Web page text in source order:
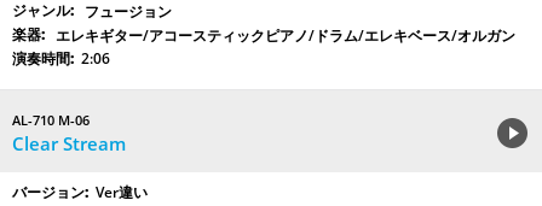
フュージョン
エレキギター/アコースティックピアノ/ドラム/エレキベース/オルガン
2:06
AL-710 M-06
Clear Stream
Ver違い